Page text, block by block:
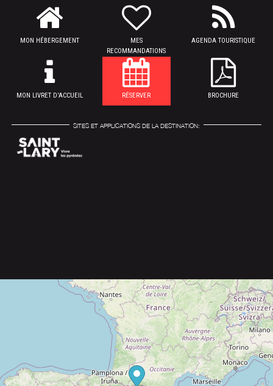
MON HÉBERGEMENT
MES
RECOMMANDATIONS
AGENDA TOURISTIQUE
MON LIVRET D'ACCUEIL RÉSERVER BROCHURE
SITES ET APPLICATIONS DE LA DESTINATION: